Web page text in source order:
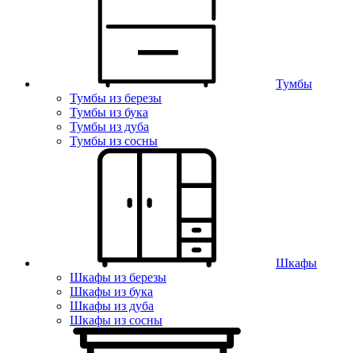
Тумбы
Тумбы из березы
Тумбы из бука
Тумбы из дуба
Тумбы из сосны
Шкафы
Шкафы из березы
Шкафы из бука
Шкафы из дуба
Шкафы из сосны